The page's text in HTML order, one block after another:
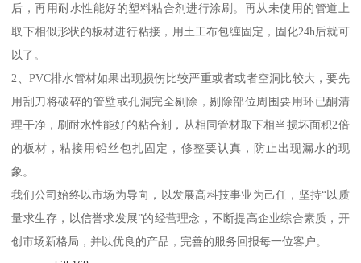
后，再用耐水性能好的塑料粘合剂进行涂刷。再从未使用的管道上
取下相似形状的板材进行粘接，用土工布包缠固定，固化24h后就可
以了。
2、PVC排水管材如果出现损伤比较严重或者或者空洞比较大，要先
用刮刀将破碎的管壁或孔洞完全剔除，剔除部位周围要用环已酮清
理干净，刷耐水性能好的粘合剂，从相同管材取下相当损坏面积2倍
的板材，粘接用铅丝包扎固定，修整要认真，防止出现漏水的现
象。
我们公司始终以市场为导向，以发展高科技事业为己任，坚持“以质
量求生存，以信誉求发展”的经营理念，不断提高企业综合素质，开
创市场新格局，并以优良的产品，完善的服务回报每一位客户。